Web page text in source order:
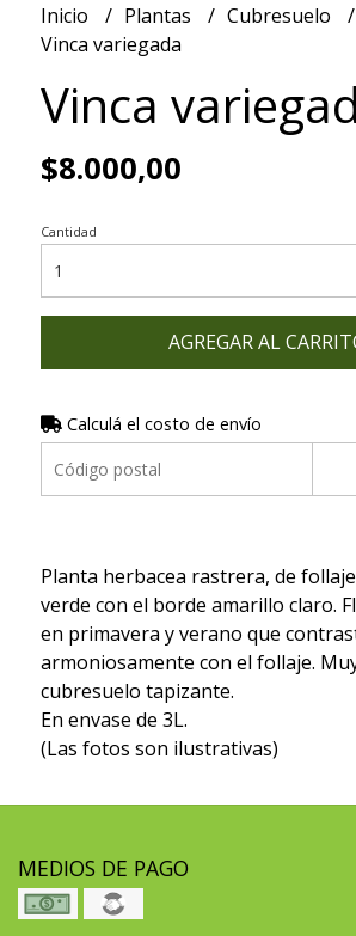
Inicio Plantas
Cubresuelo
Vinca variegada
Vinca
$8.000,00
Cantidad
AGREGAR AL
Calculá el costo de envío
Planta herbacea rastrera, de
verde con el borde amarillo claro.
en primavera y verano que
armoniosamente con el follaje.
cubresuelo tapizante.
En envase de 3L.
(Las fotos son ilustrativas)
MEDIOS DE PAGO